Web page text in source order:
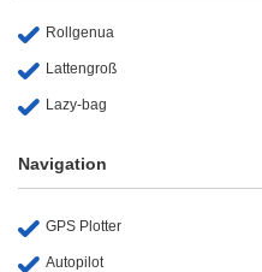
Rollgenua
Lattengroß
Lazy-bag
Navigation
GPS Plotter
Autopilot